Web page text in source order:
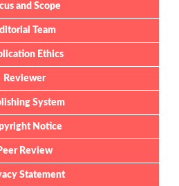
and Scope
Team
Ethics
Reviewer
System
Notice
Review
Statement